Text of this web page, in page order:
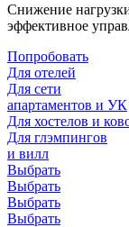
Снижение
эффективное
Попробовать
Для отелей
Для сети
апартаментов и УК
Для хостелов и
Для глэмпингов
и вилл
Выбрать
Выбрать
Выбрать
Выбрать